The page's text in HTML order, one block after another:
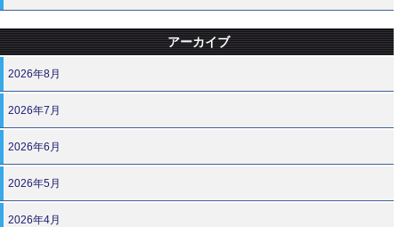
アーカイブ
2026年8月
2026年7月
2026年6月
2026年5月
2026年4月